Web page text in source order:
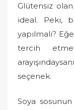
Glütensiz
ideal. Peki,
yapılmalı?
tercih
seçenek.
Soya